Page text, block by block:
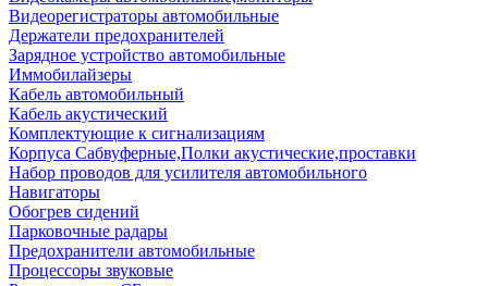
Видеорегистраторы автомобильные
Держатели предохранителей
Зарядное устройство автомобильные
Иммобилайзеры
Кабель автомобильный
Кабель акустический
Комплектующие к сигнализациям
Корпуса Сабвуферные,Полки акустические,проставки
Набор проводов для усилителя автомобильного
Навигаторы
Обогрев сидений
Парковочные радары
Предохранители автомобильные
Процессоры звуковые